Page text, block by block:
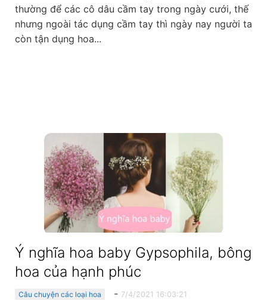
thường để các cô dâu cầm tay trong ngày cưới, thế
nhưng ngoài tác dụng cầm tay thì ngày nay người ta
còn tận dụng hoa...
Ý nghĩa hoa baby Gypsophila, bông
hoa của hạnh phúc
Câu chuyện các loại hoa - 7/4/2021 16:03:21